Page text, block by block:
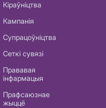
Кіраўніцтва
Кампанія
Супрацоўніцтва
Сеткі сувязі
Прававая
інфармацыя
Прафсаюзнае
жыццё